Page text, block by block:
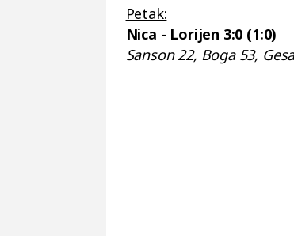
Petak:
Nica - Lorijen 3:0 (1:0)
Sanson 22, Boga 53,